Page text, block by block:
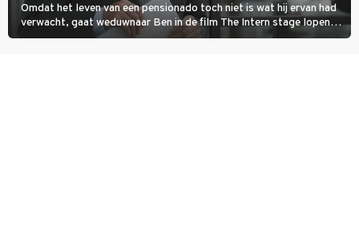
Omdat het leven van een pensionado toch niet is wat hij ervan had
verwacht, gaat weduwnaar Ben in de film The Intern stage lopen
bij de hippe webwinkel van Jules, wat een gouden zet blijkt te zijn.